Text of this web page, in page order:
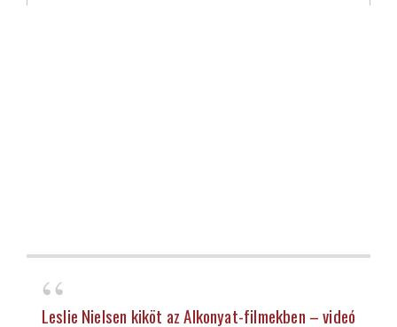
Leslie Nielsen kiköt az Alkonyat-filmekben – videó